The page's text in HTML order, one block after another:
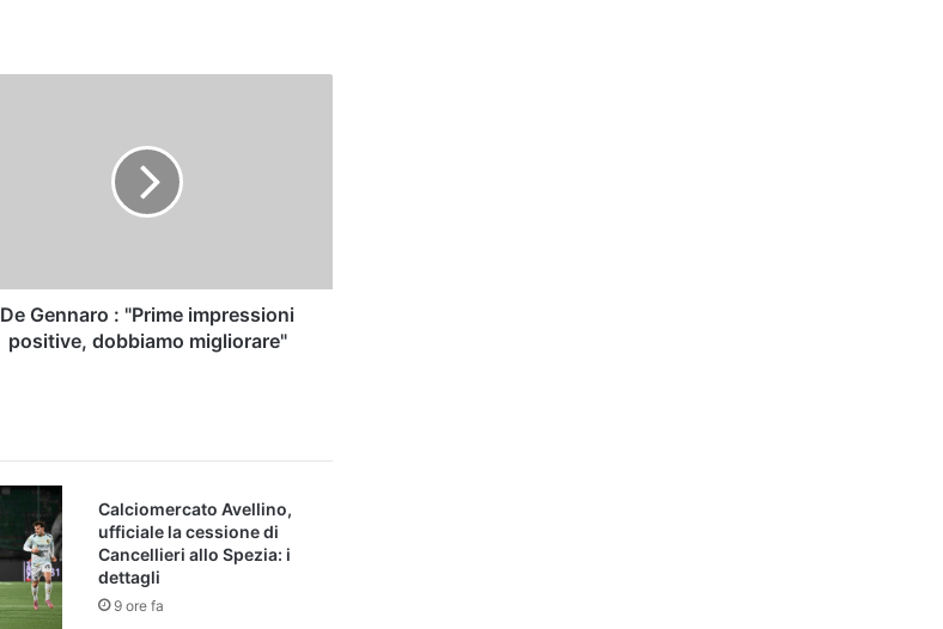
De Gennaro : "Prime impressioni
positive, dobbiamo migliorare"
Calciomercato Avellino,
ufficiale la cessione di
Cancellieri allo Spezia: i
dettagli
9 ore fa